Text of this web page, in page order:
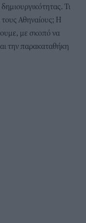
Τι
Αθηναίους; Η
με σκοπό να
την παρακαταθήκη